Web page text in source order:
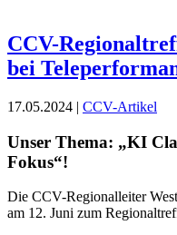
CCV-
bei
17.05.2024 | CCV-Artikel
Unser Thema: „KI
Fokus“!
Die CCV-Regionalleiter
am 12. Juni zum